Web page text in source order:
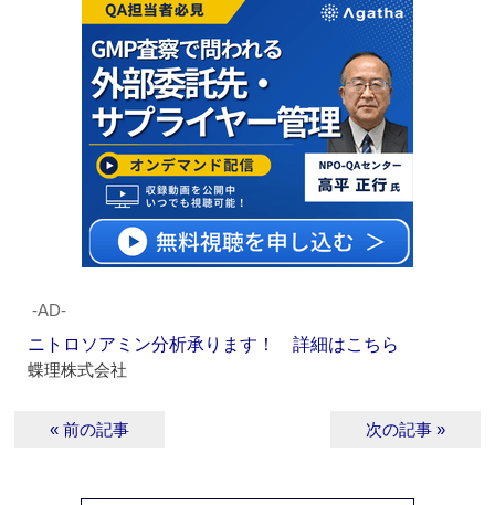
‐AD‐
ニトロソアミン分析承ります！ 詳細はこちら
蝶理株式会社
« 前の記事 次の記事 »